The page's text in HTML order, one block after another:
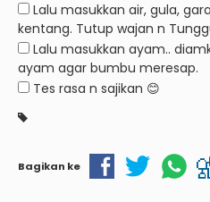
Lalu masukkan air, gula,
kentang. Tutup wajan n
Lalu masukkan ayam..
ayam agar bumbu meresap.
Tes rasa n sajikan 😊
Bagikan ke